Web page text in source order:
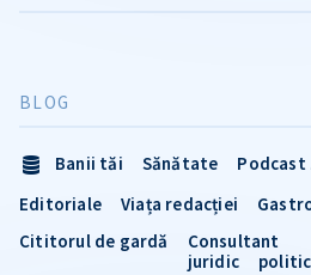
BLOG
Banii tăi Sănătate Podcast
Editoriale
Viața redacției
Cititorul de gardă
Consultant
juridic
politic